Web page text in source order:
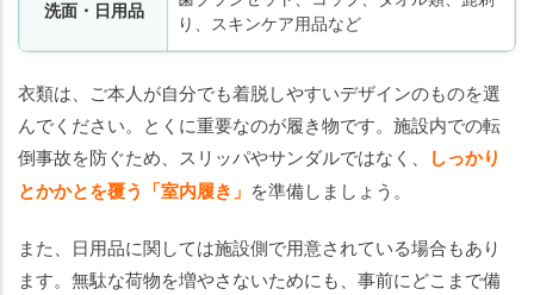
洗面・日用品
り、スキンケア用品など
衣類は、ご本人が自分でも着脱しやすいデザインのものを選
んでください。とくに重要なのが履き物です。施設内での転
倒事故を防ぐため、スリッパやサンダルではなく、
しっかり
とかかとを覆う「室内履き」 を準備しましょう。
また、日用品に関しては施設側で用意されている場合もあり
ます。無駄な荷物を増やさないためにも、事前にどこまで備